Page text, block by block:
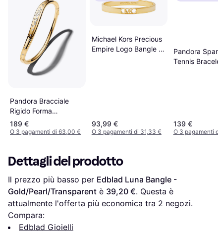
Pandora Bracciale
Rigido Forma
Organica Zirconi
Placcato Oro 14k
189 €
O 3 pagamenti di 63,00 €
Michael Kors Precious
Empire Logo Bangle -
93,99 €
O 3 pagamenti di 31,33 €
Pandora
Tennis
139 €
O 3 pagamenti
Dettagli del prodotto
Il prezzo più basso per Edblad Luna Bangle -
Gold/Pearl/Transparent è 39,20 €. Questa è
attualmente l'offerta più economica tra 2 negozi.
Compara:
Edblad Gioielli